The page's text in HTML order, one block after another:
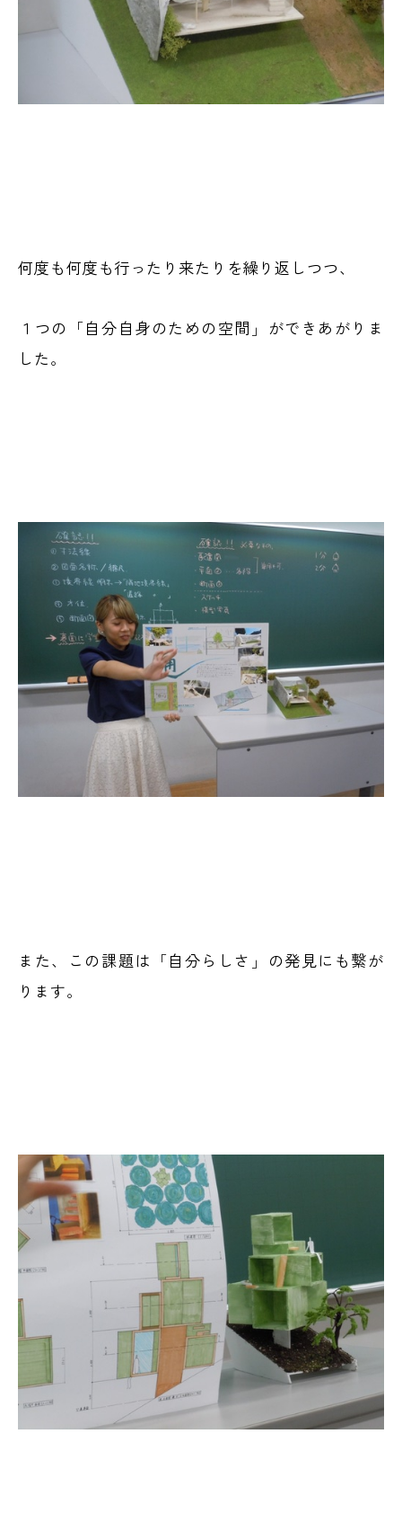
何度も何度も行ったり来たりを繰り返しつつ、
１つの「自分自身のための空間」ができあがりま
した。
また、この課題は「自分らしさ」の発見にも繋が
ります。